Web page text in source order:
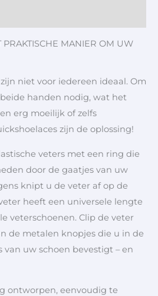
PRAKTISCHE MANIER OM UW
niet voor iedereen ideaal. Om
handen nodig, wat het
erg moeilijk of zelfs
zijn de oplossing!
veters met een ring die
door de gaatjes van uw
knipt u de veter af op de
heeft een universele lengte
veterschoenen. Clip de veter
de metalen knopjes die u in de
van uw schoen bevestigt – en
ontworpen, eenvoudig te